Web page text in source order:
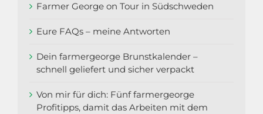
Farmer George on Tour in Südschweden
Eure FAQs – meine Antworten
Dein farmergeorge Brunstkalender –
schnell geliefert und sicher verpackt
Von mir für dich: Fünf farmergeorge
Profitipps, damit das Arbeiten mit dem